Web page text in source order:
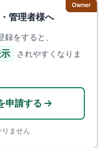
Owner
管理者様へ
をすると、
されやすくなりま
申請する
ません